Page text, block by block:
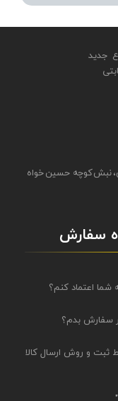
نبش کوچه حسین خواه
جدید
سفارش
شما اعتماد کنم؟
سفارش بدم؟
ثبت و روش ارسال کالا